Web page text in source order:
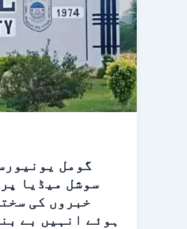
گومل
سوشل میڈیا
خبروں کی
ہوئے انہیں بے